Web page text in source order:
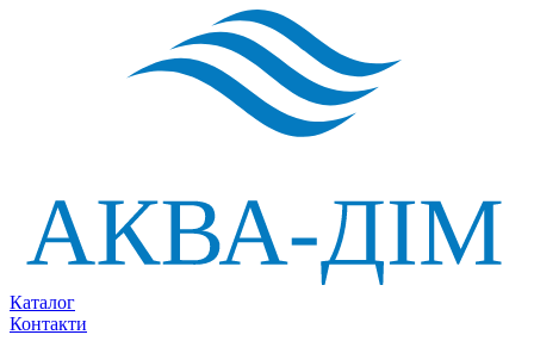
Каталог
Контакти